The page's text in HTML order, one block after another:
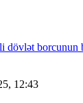
12:43